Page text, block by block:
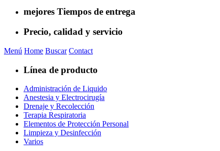
mejores Tiempos de entrega
Precio, calidad y servicio
Menú Home Buscar Contact
Línea de producto
Administración de Liquido
Anestesia y Electrocirugía
Drenaje y Recolección
Terapia Respiratoria
Elementos de Protección Personal
Limpieza y Desinfección
Varios